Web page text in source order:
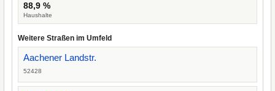
88,9 %
Haushalte
Weitere Straßen im Umfeld
Aachener Landstr.
52428